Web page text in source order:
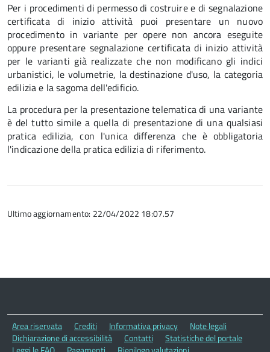
Per i procedimenti di permesso di costruire e di segnalazione
certificata di inizio attività puoi presentare un nuovo
procedimento in variante per opere non ancora eseguite
oppure presentare segnalazione certificata di inizio attività
per le varianti già realizzate che non modificano gli indici
urbanistici, le volumetrie, la destinazione d'uso, la categoria
edilizia e la sagoma dell'edificio.
La procedura per la presentazione telematica di una variante
è del tutto simile a quella di presentazione di una qualsiasi
pratica edilizia, con l'unica differenza che è obbligatoria
l'indicazione della pratica edilizia di riferimento.
Ultimo aggiornamento: 22/04/2022 18:07.57
Area riservata Crediti Informativa privacy
Note legali
Dichiarazione di accessibilità
Contatti
Statistiche del portale